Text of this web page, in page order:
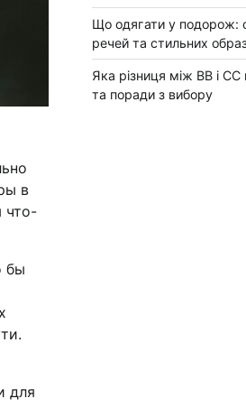
в
что-
бы
для
Що одягати у подорож:
речей та стильних
Яка різниця між BB і
та поради з вибору